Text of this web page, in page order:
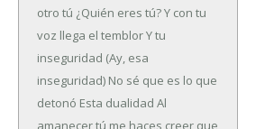
otro tú ¿Quién eres tú?Y con tu
voz llega el temblorY tu
inseguridad (Ay, esa
inseguridad) No sé que es lo que
detonó Esta dualidad Al
amanecer tú me haces creer que